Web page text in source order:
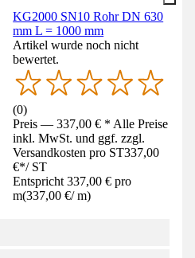
KG2000 SN10 Rohr DN 630
mm L = 1000 mm
Artikel wurde noch nicht
bewertet.
(0)
Preis — 337,00 € * Alle Preise
inkl. MwSt. und ggf. zzgl.
Versandkosten pro ST337,00
€*/ ST
Entspricht 337,00 € pro
m(337,00 €/ m)